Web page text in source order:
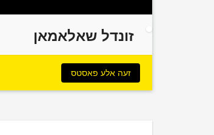
זונדל שאלאמאן
זעה אלע פאסטס